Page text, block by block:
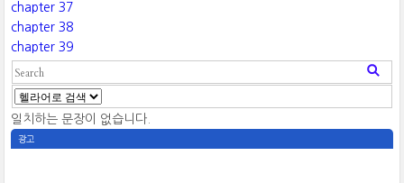
chapter 37
chapter 38
chapter 39
일치하는 문장이 없습니다.
광고